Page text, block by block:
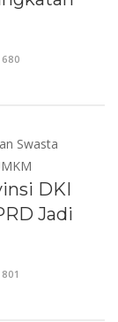
DKI
Jadi